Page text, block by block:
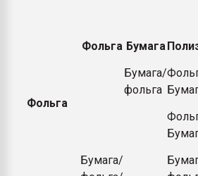
Фольга Бумага
Фольга
Бумага/
фольга
Бумага/